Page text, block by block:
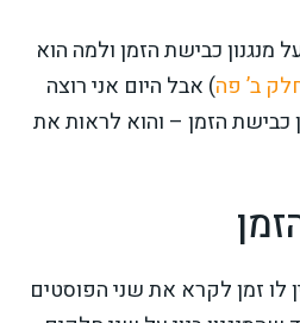
מנגנון כבישת הזמן ולמה הוא
ב’ פה) אבל היום אני רוצה
כבישת הזמן – והוא לראות את
לו זמן לקרא את שני הפוסטים